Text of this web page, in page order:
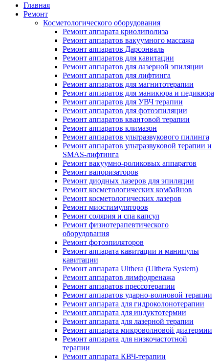
Главная
Ремонт
Косметологического оборудования
Ремонт аппарата криолиполиза
Ремонт аппаратов вакуумного массажа
Ремонт аппаратов Дарсонваль
Ремонт аппаратов для кавитации
Ремонт аппаратов для лазерной эпиляции
Ремонт аппаратов для лифтинга
Ремонт аппаратов для магнитотерапии
Ремонт аппаратов для маникюра и педикюра
Ремонт аппаратов для УВЧ терапии
Ремонт аппаратов для фотоэпиляции
Ремонт аппаратов квантовой терапии
Ремонт аппаратов климазон
Ремонт аппаратов ультразвукового пилинга
Ремонт аппаратов ультразвуковой терапии и
SMAS-лифтинга
Ремонт вакуумно-роликовых аппаратов
Ремонт вапоризаторов
Ремонт диодных лазеров для эпиляции
Ремонт косметологических комбайнов
Ремонт косметологических лазеров
Ремонт миостимуляторов
Ремонт солярия и спа капсул
Ремонт физиотерапевтического
оборудования
Ремонт фотоэпиляторов
Ремонт аппарата кавитации и манипулы
кавитации
Ремонт аппарата Ulthera (Ulthera System)
Ремонт аппаратов лимфодренажа
Ремонт аппаратов прессотерапии
Ремонт аппаратов ударно-волновой терапии
Ремонт аппарата для гидроколонотерапии
Ремонт аппарата для индуктотермии
Ремонт аппарата для лазерной терапии
Ремонт аппарата микроволновой диатермии
Ремонт аппарата для низкочастотной
терапии
Ремонт аппарата КВЧ-терапии